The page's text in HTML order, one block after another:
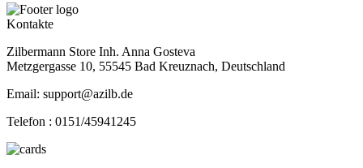
Kontakte
Zilbermann Store Inh. Anna Gosteva
Metzgergasse 10, 55545 Bad Kreuznach, Deutschland
Email: support@azilb.de
Telefon : 0151/45941245